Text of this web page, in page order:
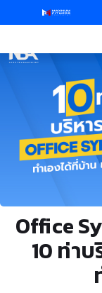
Office
10 ท่า